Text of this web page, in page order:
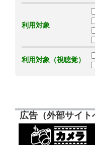
利用対象
利用対象（視聴覚）
広告（外部サイト